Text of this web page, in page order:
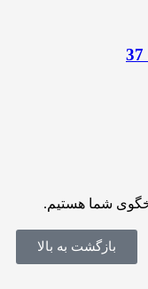
بازگشت به بالا